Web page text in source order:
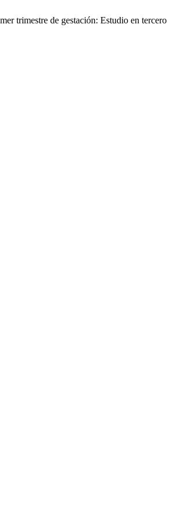
trimestre de gestación: Estudio en tercero